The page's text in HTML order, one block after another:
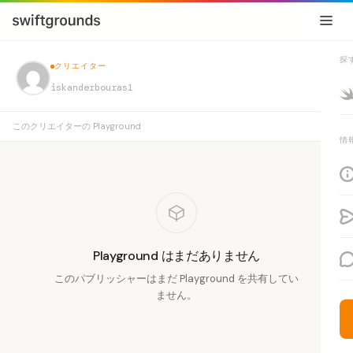
探
情
クリエイター
iskanderbouras1
このクリエイターの Playground
Playground はまだありません
このパブリッシャーはまだ Playground を共有してい
ません。